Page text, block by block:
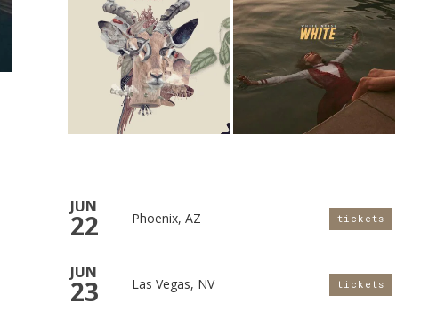
JUN
22 Phoenix, AZ tickets
JUN
23 Las Vegas, NV tickets